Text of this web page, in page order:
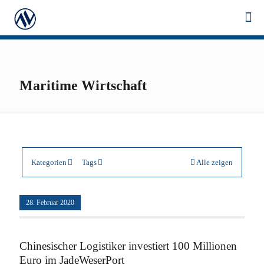
Maritime Wirtschaft
Kategorien Tags Alle zeigen
28. Februar 2020
Chinesischer Logistiker investiert 100 Millionen
Euro im JadeWeserPort